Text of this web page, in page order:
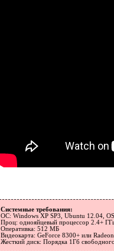
Системные требования:
ОC: Windows XP SP3, Ubuntu 12.04,
Проц: однояйцевый процессор 2.4+
Оперативка: 512 МБ
Видеокарта: GeForce 8300+ или
Жесткий диск: Порядка 1Гб